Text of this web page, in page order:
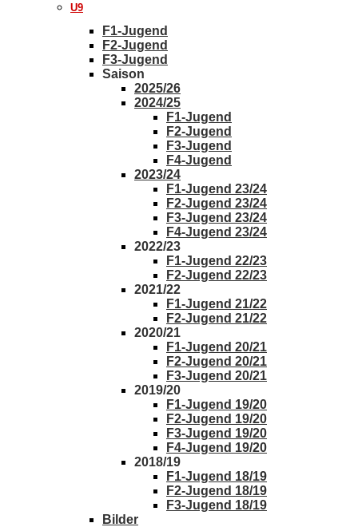
U9
F1-Jugend
F2-Jugend
F3-Jugend
Saison
2025/26
2024/25
F1-Jugend
F2-Jugend
F3-Jugend
F4-Jugend
2023/24
F1-Jugend 23/24
F2-Jugend 23/24
F3-Jugend 23/24
F4-Jugend 23/24
2022/23
F1-Jugend 22/23
F2-Jugend 22/23
2021/22
F1-Jugend 21/22
F2-Jugend 21/22
2020/21
F1-Jugend 20/21
F2-Jugend 20/21
F3-Jugend 20/21
2019/20
F1-Jugend 19/20
F2-Jugend 19/20
F3-Jugend 19/20
F4-Jugend 19/20
2018/19
F1-Jugend 18/19
F2-Jugend 18/19
F3-Jugend 18/19
Bilder